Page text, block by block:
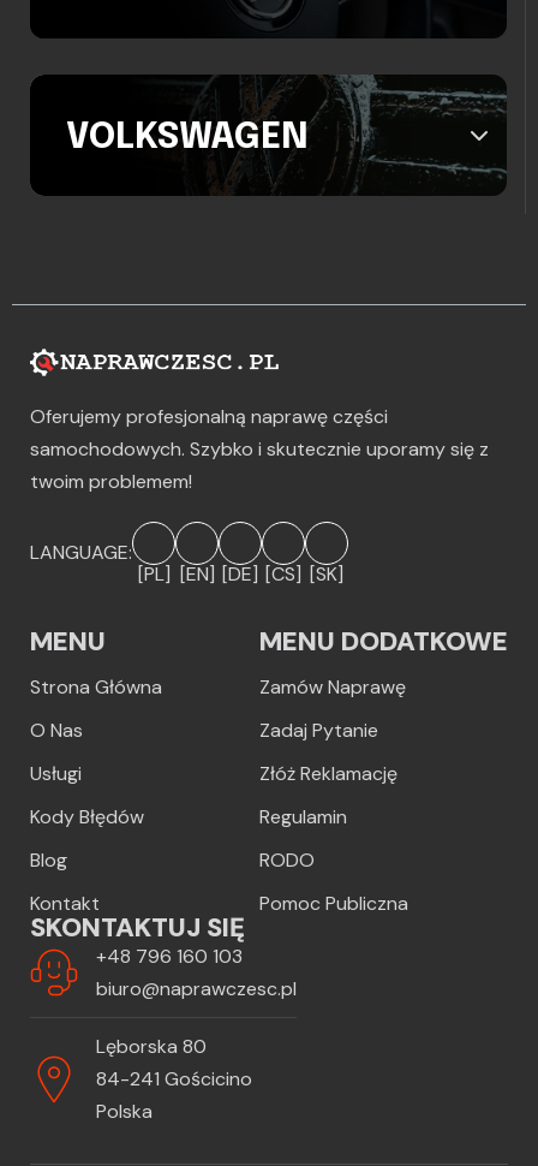
VOLKSWAGEN
Oferujemy profesjonalną naprawę części
samochodowych. Szybko i skutecznie uporamy się z
twoim problemem!
LANGUAGE:
[PL] [EN] [DE] [CS] [SK]
MENU
Strona Główna
O Nas
Usługi
Kody Błędów
Blog
Kontakt
MENU DODATKOWE
Zamów Naprawę
Zadaj Pytanie
Złóż Reklamację
Regulamin
RODO
Pomoc Publiczna
SKONTAKTUJ SIĘ
+48 796 160 103
biuro@naprawczesc.pl
Lęborska 80
84-241 Gościcino
Polska